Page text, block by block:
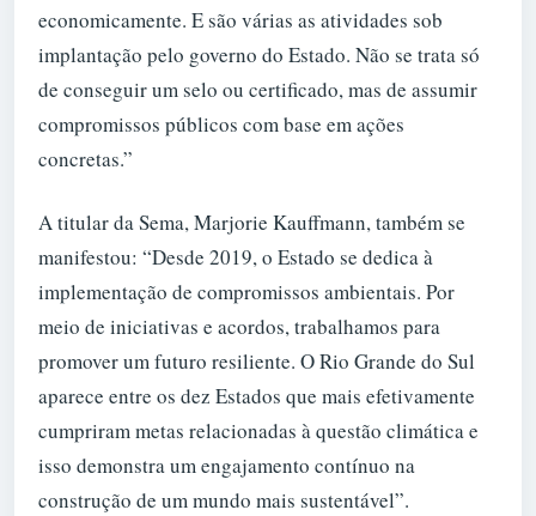
economicamente. E são várias as atividades sob
implantação pelo governo do Estado. Não se trata só
de conseguir um selo ou certificado, mas de assumir
compromissos públicos com base em ações
concretas.”
A titular da Sema, Marjorie Kauffmann, também se
manifestou: “Desde 2019, o Estado se dedica à
implementação de compromissos ambientais. Por
meio de iniciativas e acordos, trabalhamos para
promover um futuro resiliente. O Rio Grande do Sul
aparece entre os dez Estados que mais efetivamente
cumpriram metas relacionadas à questão climática e
isso demonstra um engajamento contínuo na
construção de um mundo mais sustentável”.